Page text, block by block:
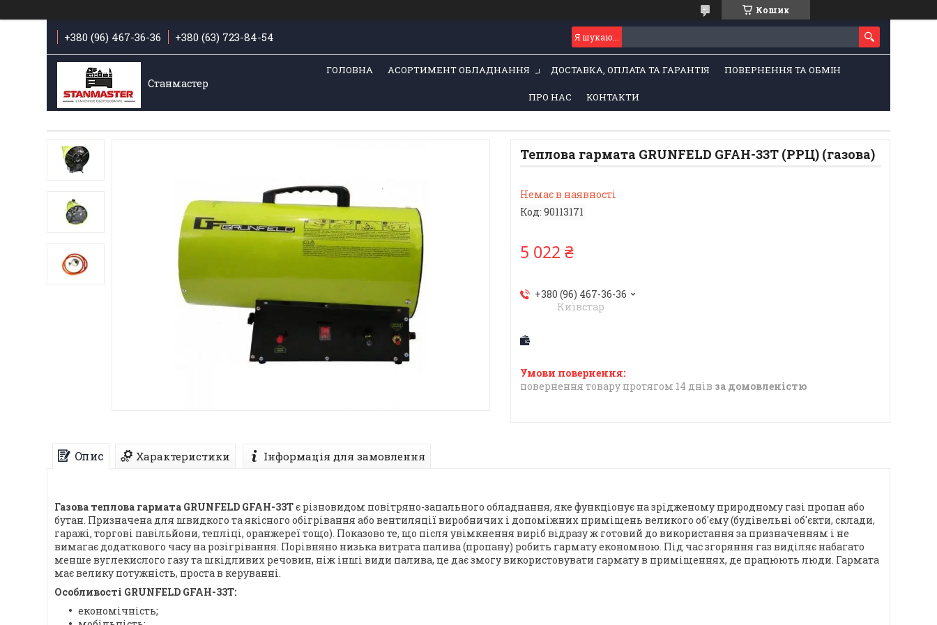
Кошик
+380 (96) 467-36-36 +380 (63) 723-84-54
Станмастер
ГОЛОВНА АСОРТИМЕНТ ОБЛАДНАННЯ ДОСТАВКА, ОПЛАТА ТА ГАРАНТІЯ ПОВЕРНЕННЯ ТА ОБМІН
ПРО НАС КОНТАКТИ
Теплова гармата GRUNFELD GFAH-33T (РРЦ) (газова)
Немає в наявності
Код: 90113171
5 022 ₴
+380 (96) 467-36-36
Київстар
повернення товару протягом 14 днів за домовленістю
Опис Характеристики Інформація для замовлення
Газова теплова гармата GRUNFELD GFAH-33Tє різновидом повітряно-запального обладнання, яке функціонує на зрідженому природному газі пропан або
бутан. Призначена для швидкого та якісного обігрівання або вентиляції виробничих і допоміжних приміщень великого об'єму (будівельні об'єкти, склади,
гаражі, торгові павільйони, тепліці, оранжереї тощо). Показово те, що після увімкнення виріб відразу ж готовий до використання за призначенням і не
вимагає додаткового часу на розігрівання. Порівняно низька витрата палива (пропану) робить гармату економною. Під час згоряння газ виділяє набагато
менше вуглекислого газу та шкідливих речовин, ніж інші види палива, це дає змогу використовувати гармату в приміщеннях, де працюють люди. Гармата
має велику потужність, проста в керуванні.
Особливості GRUNFELD GFAH-33T:
економічність;